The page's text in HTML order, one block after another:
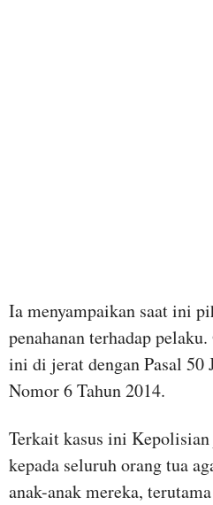
Ia menyampaikan saat ini
penahanan terhadap
ini di jerat dengan Pasal 50
Nomor 6 Tahun 2014.
Terkait kasus ini
kepada seluruh orang tua
anak-anak mereka,